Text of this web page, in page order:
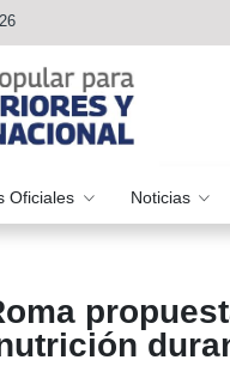
Oficiales Noticias